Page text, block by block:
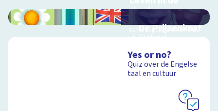
sloot
Interactieve
schoolplaat over het
slootleven
Schoolplaat
De Prijzenkast
Taalspel
Schoolplaat
Yes or no?
Quiz over de Engelse
taal en cultuur